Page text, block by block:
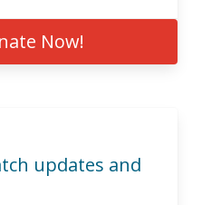
Now!
updates and